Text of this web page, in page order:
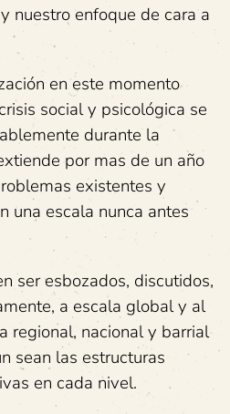
nuestro enfoque de cara a
en este momento
social y psicológica se
durante la
por mas de un año
existentes y
una escala nunca antes
ser esbozados, discutidos,
a escala global y al
regional, nacional y barrial
sean las estructuras
en cada nivel.